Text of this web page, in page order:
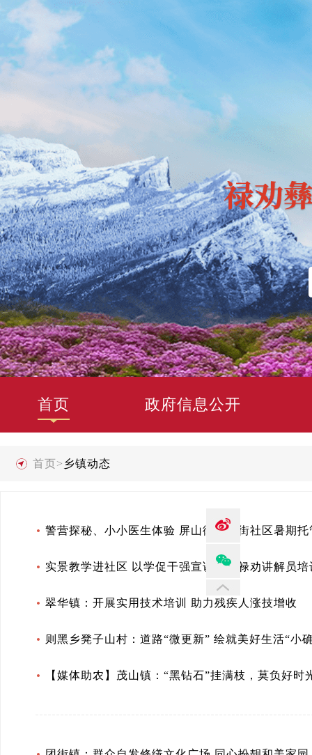
首页 政府信息公开
首页> 乡镇动态
警营探秘、小小医生体验 屏山街道南街社区暑期
实景教学进社区 以学促干强宣讲——禄劝讲解员培
翠华镇：开展实用技术培训 助力残疾人涨技增收
则黑乡凳子山村：道路“微更新” 绘就美好生活“小
【媒体助农】茂山镇：“黑钻石”挂满枝，莫负好时